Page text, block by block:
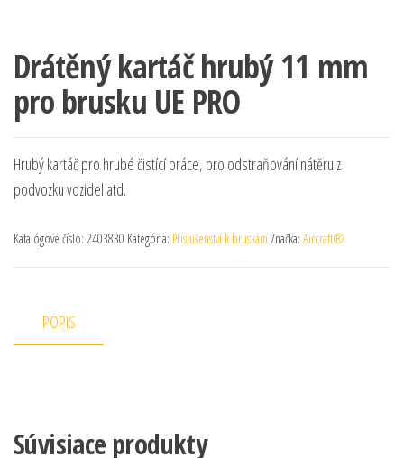
Drátěný kartáč hrubý 11 mm
pro brusku UE PRO
Hrubý kartáč pro hrubé čistící práce, pro odstraňování nátěru z
podvozku vozidel atd.
Katalógové číslo: 2403830 Kategória: Příslušenství k bruskám Značka: Aircraft®
POPIS
Súvisiace produkty